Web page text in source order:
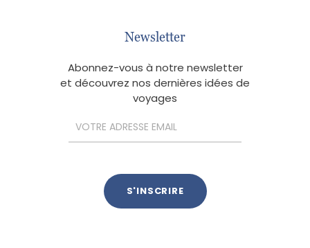
Newsletter
Abonnez-vous à notre newsletter
et découvrez nos dernières idées de
voyages